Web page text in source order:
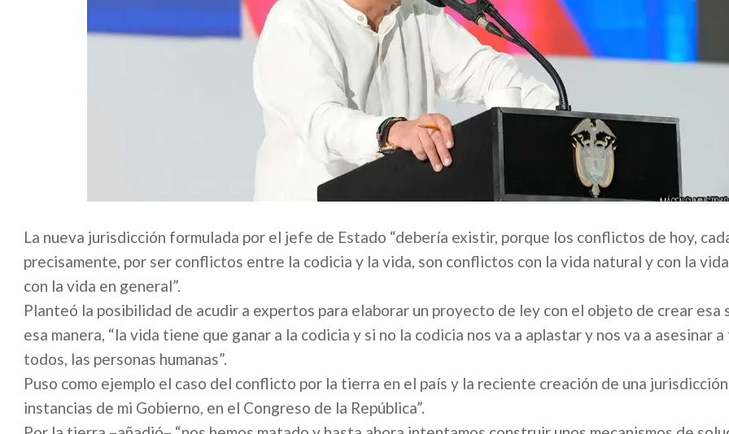
La nueva jurisdicción formulada por el jefe de Estado “debería existir, porque los conflictos de hoy,
precisamente, por ser conflictos entre la codicia y la vida, son conflictos con la vida natural y con la vida
con la vida en general”.
Planteó la posibilidad de acudir a expertos para elaborar un proyecto de ley con el objeto de crear esa
esa manera, “la vida tiene que ganar a la codicia y si no la codicia nos va a aplastar y nos va a asesinar
todos, las personas humanas”.
Puso como ejemplo el caso del conflicto por la tierra en el país y la reciente creación de una jurisdicción
instancias de mi Gobierno, en el Congreso de la República”.